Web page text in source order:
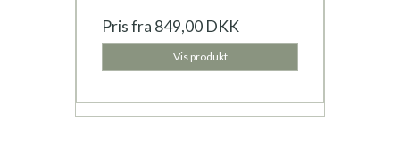
Pris fra 849,00 DKK
Vis produkt